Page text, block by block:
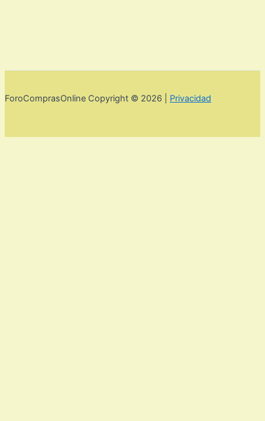
ForoComprasOnline Copyright © 2026 | Privacidad